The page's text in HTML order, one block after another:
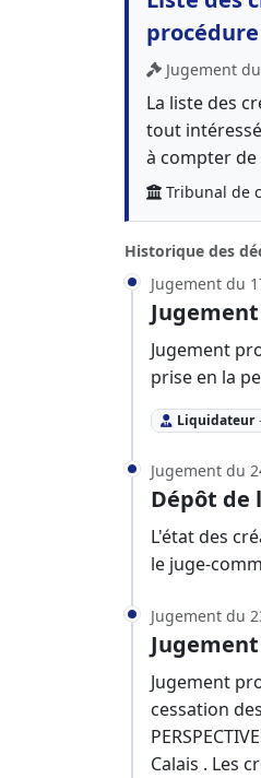
Jugement du
La liste des
tout
à compter
Tribunal de
Historique des
Jugement du
Jugement
prise en la
Liquidateur
Jugement du
Dépôt de
L'état des
le juge-
Jugement du
Jugement
cessation
Calais . Les